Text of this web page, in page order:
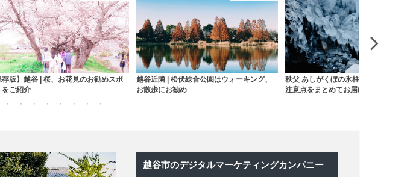
越谷近隣 | 松伏総合公園はウォーキング、
お散歩にお勧め
秩父 あしがくぼの氷柱 | アクセスや駐車場
注意点をまとめてお届け
坂戸市 | 聖天宮で台湾気分【埼
宮】
越谷市のデジタルマーケティングカンパニー